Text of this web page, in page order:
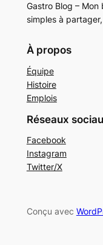
Gastro Blog –
simples à
À propos
Équipe
Histoire
Emplois
Réseaux
Facebook
Instagram
Twitter/X
Conçu avec